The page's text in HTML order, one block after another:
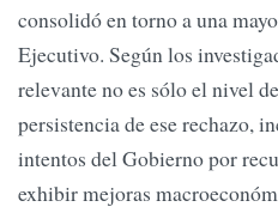
consolidó en torno a una
Ejecutivo. Según los
relevante no es sólo el nivel
persistencia de ese rechazo,
intentos del Gobierno por
exhibir mejoras